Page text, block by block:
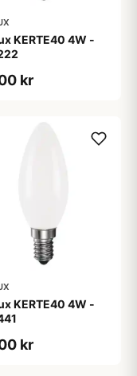
KERTE40 4W -
kr
KERTE40 4W -
kr